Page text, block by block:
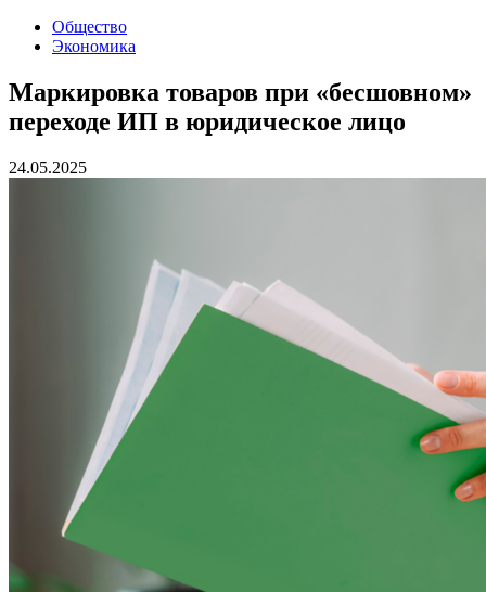
Общество
Экономика
Маркировка товаров при «бесшовном»
переходе ИП в юридическое лицо
24.05.2025